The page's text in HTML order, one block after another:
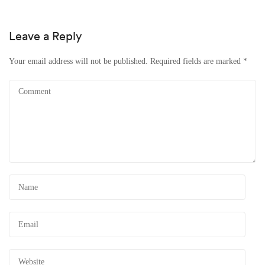
Leave a Reply
Your email address will not be published. Required fields are marked *